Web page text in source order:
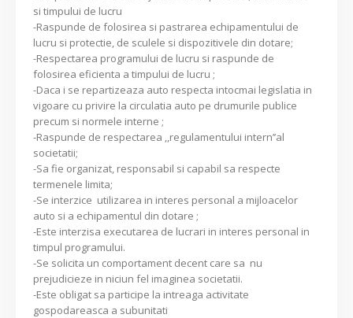
si timpului de lucru
-Raspunde de folosirea si pastrarea echipamentului de
lucru si protectie, de sculele si dispozitivele din dotare;
-Respectarea programului de lucru si raspunde de
folosirea eficienta a timpului de lucru ;
-Daca i se repartizeaza auto respecta intocmai legislatia in
vigoare cu privire la circulatia auto pe drumurile publice
precum si normele interne ;
-Raspunde de respectarea ,,regulamentului intern’’al
societatii;
-Sa fie organizat, responsabil si capabil sa respecte
termenele limita;
-Se interzice utilizarea in interes personal a mijloacelor
auto si a echipamentul din dotare ;
-Este interzisa executarea de lucrari in interes personal in
timpul programului.
-Se solicita un comportament decent care sa nu
prejudicieze in niciun fel imaginea societatii.
-Este obligat sa participe la intreaga activitate
gospodareasca a subunitati